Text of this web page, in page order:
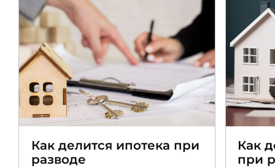
Как делится ипотека при
разводе
Как
при